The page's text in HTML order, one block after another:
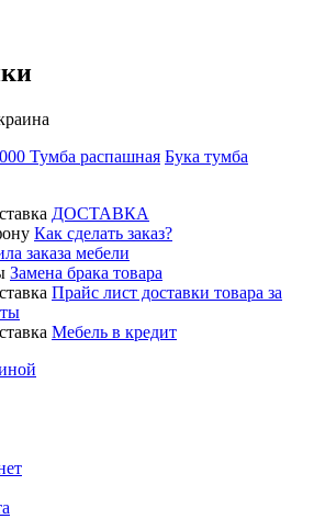
Тумба распашная Бука тумба
ДОСТАВКА
Как сделать заказ?
заказа мебели
Замена брака товара
Прайс лист доставки товара за
Мебель в кредит